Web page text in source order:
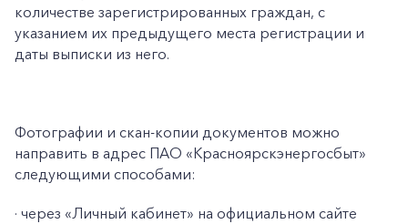
количестве зарегистрированных граждан, с
указанием их предыдущего места регистрации и
даты выписки из него.
Фотографии и скан-копии документов можно
направить в адрес ПАО «Красноярскэнергосбыт»
следующими способами:
· через «Личный кабинет» на официальном сайте